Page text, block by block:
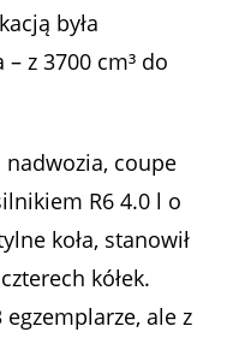
była
z 3700 cm³ do
nadwozia, coupe
R6 4.0 l o
koła, stanowił
kółek.
ale z